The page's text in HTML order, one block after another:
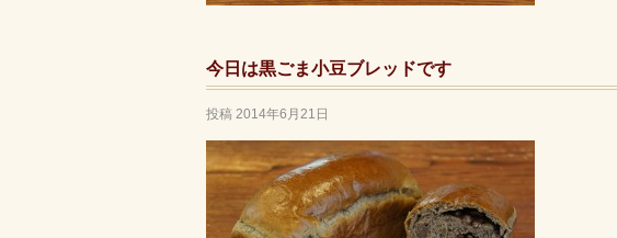
今日は黒ごま小豆ブレッドです
投稿 2014年6月21日